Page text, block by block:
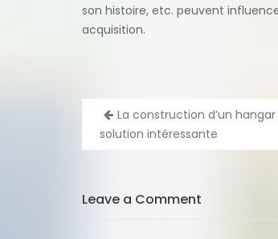
son histoire, etc. peuvent
acquisition.
Navigation
de
l’article
La construction d’un
solution intéressante
Leave a Comment